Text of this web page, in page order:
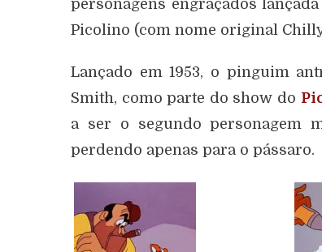
personagens engraçados
Picolino (com nome original
Lançado em 1953, o pinguim
Smith, como parte do show do
a ser o segundo personagem
perdendo apenas para o pássaro.